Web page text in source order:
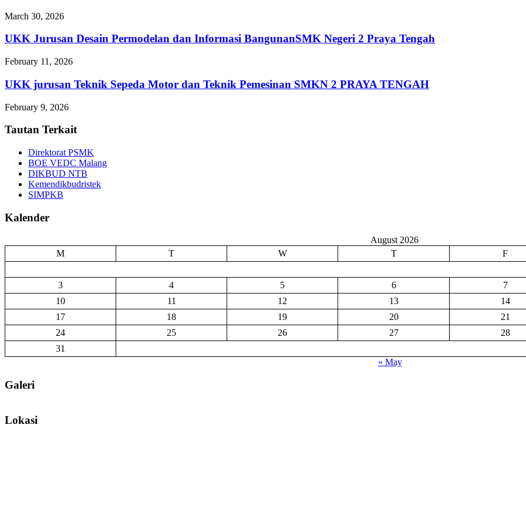
March 30, 2026
UKK Jurusan Desain Permodelan dan Informasi BangunanSMK Negeri 2 Praya Tengah
February 11, 2026
UKK jurusan Teknik Sepeda Motor dan Teknik Pemesinan SMKN 2 PRAYA TENGAH
February 9, 2026
Tautan Terkait
Direktorat PSMK
BOE VEDC Malang
DIKBUD NTB
Kemendikbudristek
SIMPKB
Kalender
August 2026
M
T W T F
3 4 5 6
7
10
11 12 13
14
17
18 19 20
21
24
25 26 27
28
31
« May
Galeri
Lokasi